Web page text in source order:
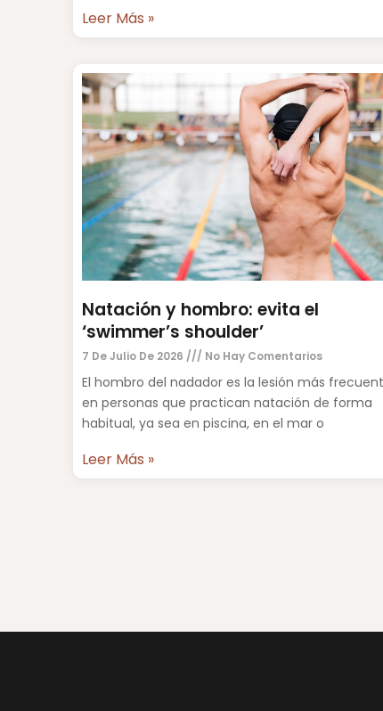
Leer Más »
Natación y hombro: evita el
‘swimmer’s shoulder’
7 De Julio De 2026 No Hay Comentarios
El hombro del nadador es la lesión más
en personas que practican natación de forma
habitual, ya sea en piscina, en el mar o
Leer Más »